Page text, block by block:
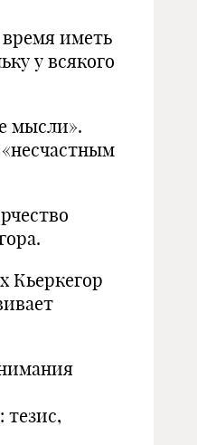
иметь
у всякого
мысли».
Кьеркегор